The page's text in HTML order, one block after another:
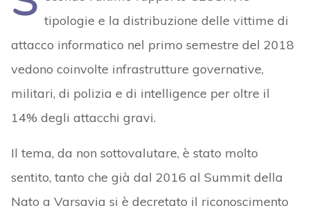
tipologie e la distribuzione delle vittime di
attacco informatico nel primo semestre del 2018
vedono coinvolte infrastrutture governative,
militari, di polizia e di intelligence per oltre il
14% degli attacchi gravi.
Il tema, da non sottovalutare, è stato molto
sentito, tanto che già dal 2016 al Summit della
Nato a Varsavia si è decretato il riconoscimento